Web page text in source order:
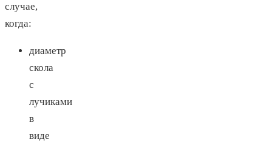
случае,
когда:
диаметр
скола
с
лучиками
в
виде